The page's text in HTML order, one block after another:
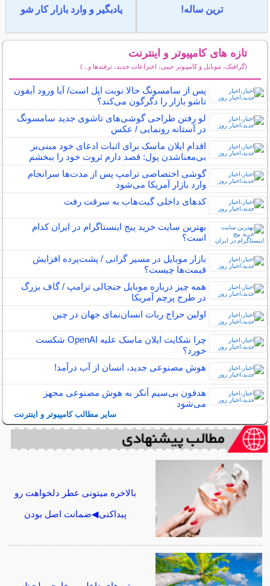
ترین ساله! یادبگیر و وارد بازار کار شو
تازه های کامپیوتر و اینترنت
(گرافیک، موبایل و کامپیوتر جیبی، اختراعات جدید، ترفندها و...)
پس از سامسونگ حالا نوبت اپل است/ آیا ورود آیفون
تاشو بازار را دگرگون می‌کند؟
لو رفتن طراحی گوشی‌های تاشوی جدید سامسونگ
در آستانه رونمایی / عکس
اقدام ایلان ماسک برای اثبات ادعای خود مبنی‌بر
بی‌معناشدن پول: قصد دارم ثروت خود را ببخشم
گوشی اختصاصی ترامپ پس از مدت‌ها سرانجام
وارد بازار آمریکا می‌شود
کدهای داخلی گیت‌هاب به سرقت رفت
بهترین سایت خرید پیج اینستاگرام در ایران کدام
است؟
بازار موبایل در مسیر گرانی / پشت‌پرده افزایش
قیمت‌ها چیست؟
همه چیز درباره موبایل جنجالی ترامپ / گاف بزرگ
در طرح پرچم آمریکا
اولین حراج ربات انسان‌نمای جهان در چین
چرا شکایت ایلان ماسک علیه OpenAI شکست
خورد؟
هوش مصنوعی جدید، انسان از آب درآمد!
هدفون بی‌سیم اَنکر به هوش مصنوعی مجهز
می‌شود
سایر مطالب کامپیوتر و اینترنت
بالاخره میتونی عطر دلخواهت رو
پیداکنی◀ضمانت اصل بودن